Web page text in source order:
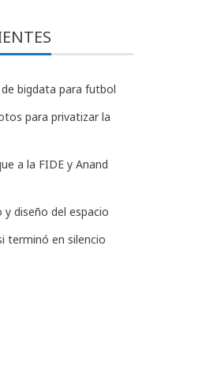
bigdata para futbol
para privatizar la
a la FIDE y Anand
diseño del espacio
terminó en silencio